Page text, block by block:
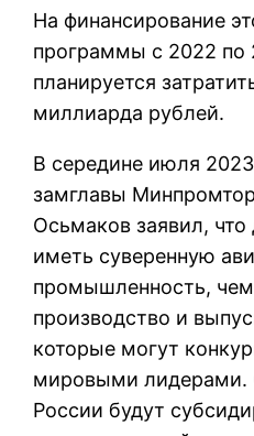
На финансирование
программы с 2022 по
планируется
миллиарда рублей.
В середине июля
замглавы
Осьмаков заявил,
иметь суверенную
промышленность,
производство и
которые могут
мировыми лидерами.
России будут